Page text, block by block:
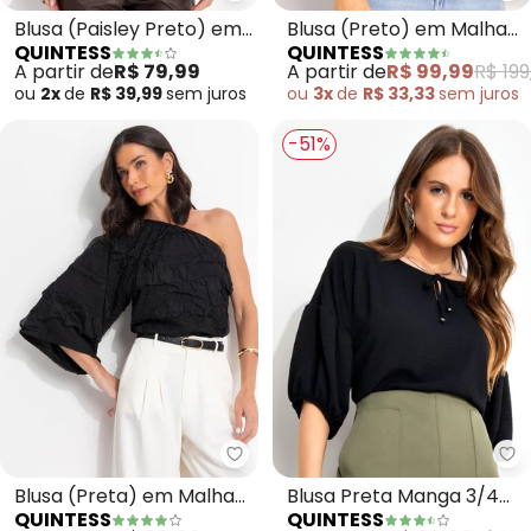
Blusa (Paisley Preto) em
Malha de Viscose
QUINTESS
A partir deR$ 79,99
ou 2xde R$ 39,99sem juros
Blusa (Preto) em Malha
Matelassê
QUINTESS
A partir deR$ 99,99R$
ou 3xde R$ 33,33sem juros
Quintess - Blusa (Preta) em
Blusa (Preta) em Malha
Buble
QUINTESS
-51%
Blusa Preta Manga 3/4
Balonê em Tecido Air
QUINTESS